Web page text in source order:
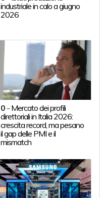
industriale in calo a giugno
2026
0 - Mercato dei profili
direttoriali in Italia 2026:
crescita record, ma pesano
il gap delle PMI e il
mismatch